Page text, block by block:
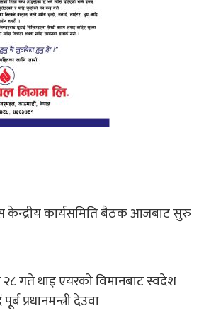
केन्द्रीय कार्यसमिति बैठक आजबाट सुरु
गते थाइ एयरको विमानबाट स्वदेश
प्रधानमन्त्री देउवा